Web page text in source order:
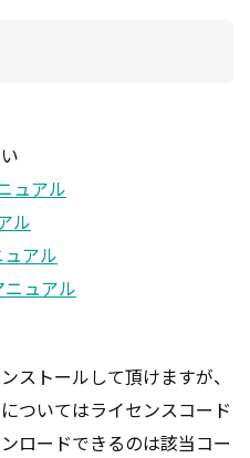
ュアル
ル
ュアル
ニュアル
ストールして頂けますが、
ついてはライセンスコード
ロードできるのは該当コー